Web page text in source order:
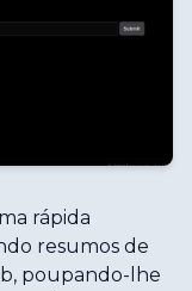
rápida
resumos de
poupando-lhe